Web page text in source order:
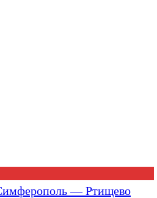
— Ртищево